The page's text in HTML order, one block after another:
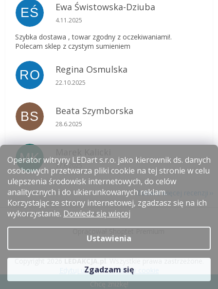
Operator witryny LEDart s.r.o. jako kierownik ds. danych
osobowych przetwarza pliki cookie na tej stronie w celu
ulepszenia środowisk internetowych, do celów
analitycznych i do ukierunkowanych reklam.
Korzystając ze strony internetowej, zgadzasz się na ich
wykorzystanie. Dowiedz się więcej
Ustawienia
Zgadzam się
EŚ Ewa Świstowska-Dziuba
Ocena sklepu to 5 na 5 gwiazdek.
4.11.2025
Szybka dostawa , towar zgodny z oczekiwaniami!.
Polecam sklep z czystym sumieniem
RO Regina Osmulska
Ocena sklepu to 5 na 5 gwiazdek.
22.10.2025
BS Beata Szymborska
Ocena sklepu to 5 na 5 gwiazdek.
28.6.2025
MK Ocena sklepu to 5 na 5 gwiazdek.
17.6.2025
Zobacz więcej recenzji
Copyright 2026LEDAKCJA.pl. Wszystkie prawa zastrzeżone.
Edytuj ustawienia plików cookie
Chcę zniżkę!